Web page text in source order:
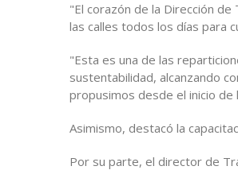
"El corazón de la Dirección
las calles todos los días para
"Esta es una de las
sustentabilidad, alcanzando
propusimos desde el inicio
Asimismo, destacó la
Por su parte, el director de